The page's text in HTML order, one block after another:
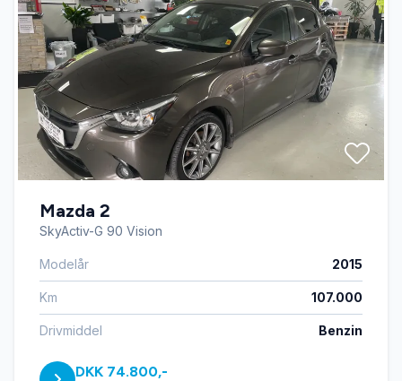
Mazda 2
SkyActiv-G 90 Vision
Modelår 2015
Km 107.000
Drivmiddel Benzin
DKK 74.800,-